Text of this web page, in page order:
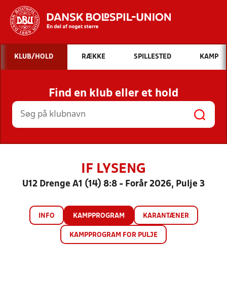
Hvad vil du søge efter?
INDHOLD OG NYHEDER
STILLINGER, RESULTATER, KLUBBER OG
HOLD
KLUB/HOLD RÆKKE SPILLESTED KAMP
Find en klub eller et hold
IF LYSENG
U12 Drenge A1 (14) 8:8 - Forår 2026, Pulje 3
INFO KAMPPROGRAM KARANTÆNER
KAMPPROGRAM FOR PULJE